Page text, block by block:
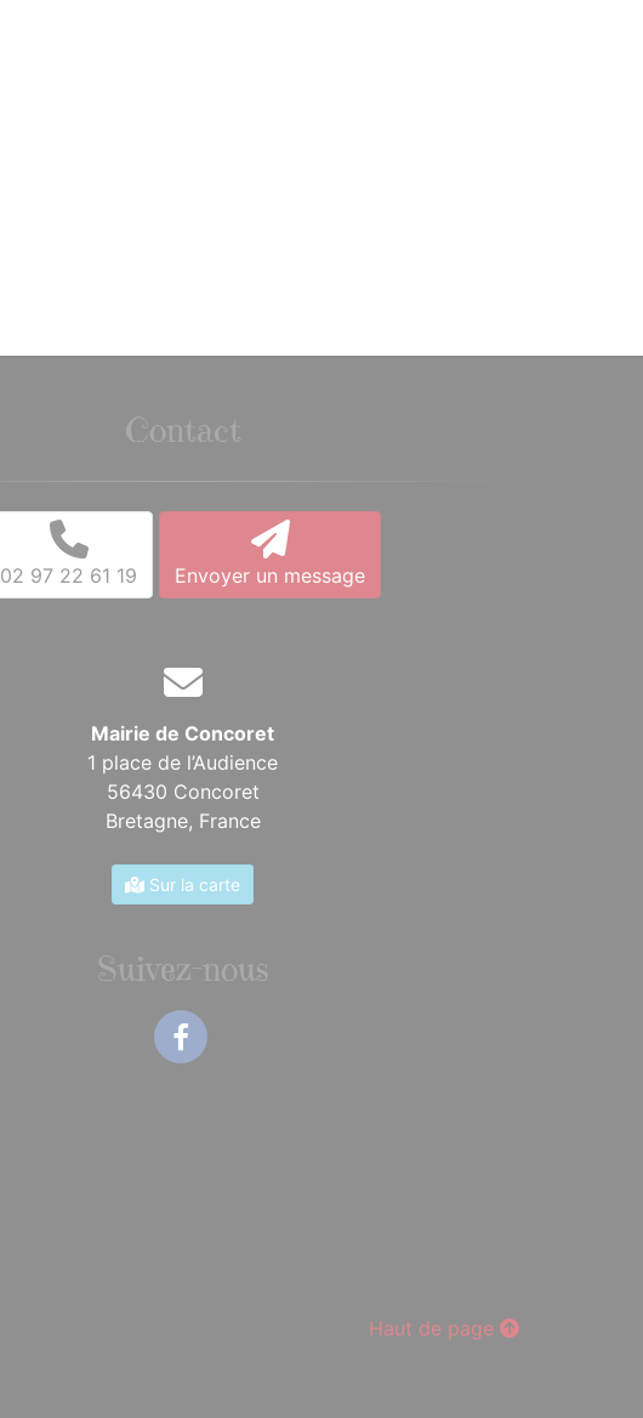
Contact
02 97 22 61 19 Envoyer un message
Mairie de Concoret
1 place de l’Audience
56430 Concoret
Bretagne, France
Sur la carte
Suivez-nous
Haut de page